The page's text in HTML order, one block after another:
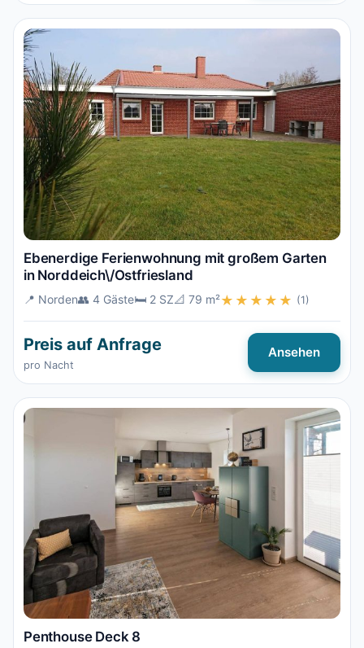
Ebenerdige Ferienwohnung mit großem Garten
in Norddeich\/Ostfriesland
📍 Norden👥 4 Gäste🛏️ 2 SZ📐 79 m²★★★★★ (1)
Preis auf Anfrage
pro Nacht
Ansehen
Penthouse Deck 8